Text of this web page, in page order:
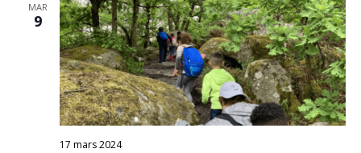
MAR
9
17 mars 2024